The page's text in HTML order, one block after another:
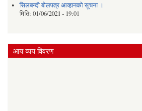
सिलबन्दी बोलपत्र आव्हानको सूचना ।
मिति: 01/06/2021 - 19:01
आय व्यय विवरण